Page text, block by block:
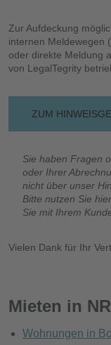
Zur Aufdeckung
internen Meldewegen
oder direkte Meldung
von LegalTegrity
ZUM
Sie haben Fragen
oder Ihrer
nicht über unser
Bitte nutzen Sie
Sie mit Ihrem
Vielen Dank für Ihr
Mieten in
Wohnungen in